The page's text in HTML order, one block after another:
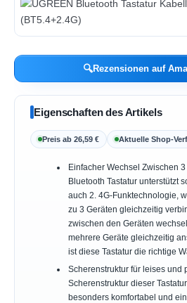
🔍Rezensionen auf
Eigenschaften des Artikels
Preis ab 26,59 € Aktuelle Shop-
Einfacher Wechsel Zwischen
Bluetooth Tastatur unterstützt
auch 2. 4G-Funktechnologie,
zu 3 Geräten gleichzeitig
zwischen den Geräten
mehrere Geräte gleichzeitig
ist diese Tastatur die richtige
Scherenstruktur für leises und
Scherenstruktur dieser
besonders komfortabel und